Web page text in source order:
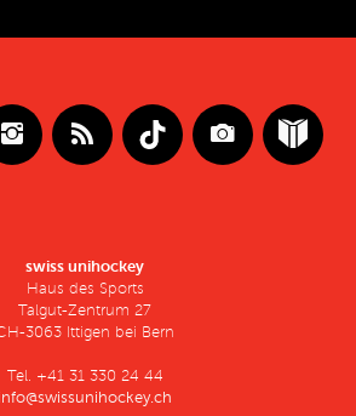
swiss unihockey
Haus des Sports
Talgut-Zentrum 27
3063 Ittigen bei Bern
Tel. +41 31 330 24 44
info@swissunihockey.ch